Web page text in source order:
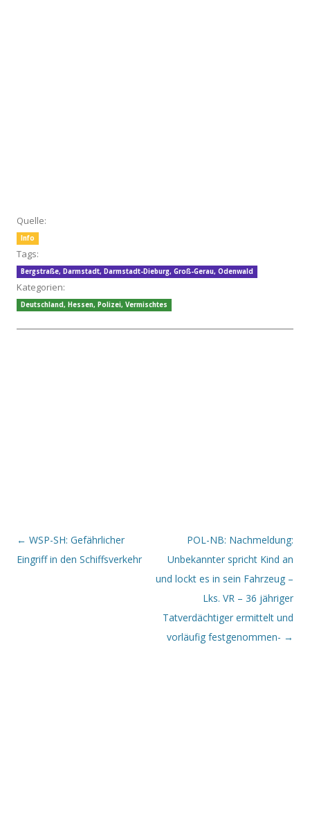
Quelle:
Info
Tags:
Bergstraße, Darmstadt, Darmstadt-Dieburg, Groß-Gerau, Odenwald
Kategorien:
Deutschland, Hessen, Polizei, Vermischtes
Beitrags-Navigation
← WSP-SH: Gefährlicher
Eingriff in den Schiffsverkehr
POL-NB: Nachmeldung:
Unbekannter spricht Kind an
und lockt es in sein Fahrzeug –
Lks. VR – 36 jähriger
Tatverdächtiger ermittelt und
vorläufig festgenommen- →